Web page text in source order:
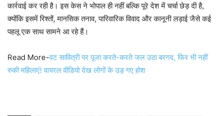
कार्रवाई कर रही है। इस केस ने भोपाल ही नहीं बल्कि पूरे देश में चर्चा छेड़ दी है,
क्योंकि इसमें रिश्तों, मानसिक तनाव, पारिवारिक विवाद और कानूनी लड़ाई जैसे कई
पहलू एक साथ सामने आ रहे हैं।
Read More-वट सावित्री पर पूजा करते-करते जल उठा बरगद, फिर भी नहीं
रुकी महिलाएं! वायरल वीडियो देख लोगों के उड़ गए होश